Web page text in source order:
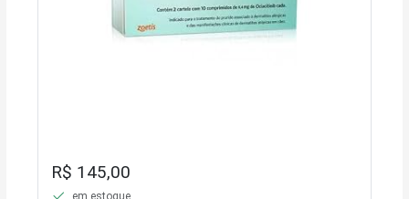
R$ 145,00
em estoque